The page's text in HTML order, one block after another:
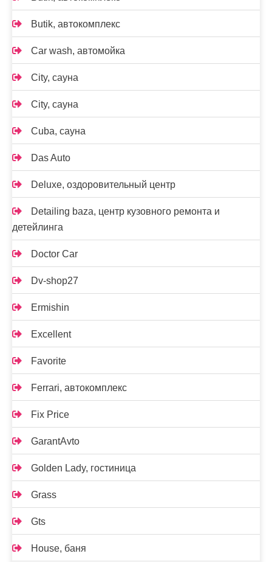
Butik, автокомплекс
Car wash, автомойка
City, сауна
City, сауна
Cuba, сауна
Das Auto
Deluxe, оздоровительный центр
Detailing baza, центр кузовного ремонта и
детейлинга
Doctor Car
Dv-shop27
Ermishin
Excellent
Favorite
Ferrari, автокомплекс
Fix Price
GarantAvto
Golden Lady, гостиница
Grass
Gts
House, баня